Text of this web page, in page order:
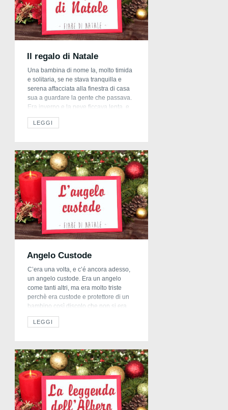
Il regalo di Natale
Una bambina di nome Ia, molto timida
e solitaria, se ne stava tranquilla e
serena affacciata alla finestra di casa
sua a guardare la gente che passava.
Era inverno e la neve ficcava lenta, e
mentre Ia osservava il mondo da dietro
il vetro della sua finestra, vide il
[…]
LEGGI
Angelo Custode
C’era una volta, e c’é ancora adesso,
un angelo custode. Era un angelo
come tanti altri, ma era molto triste
perchè era custode e protettore di un
bambino così discolo che non si era
mai visto, si chiamava Paolo. Paolo
era svogliato, disubbidiente, qualche
angioletto si disperava […]
LEGGI